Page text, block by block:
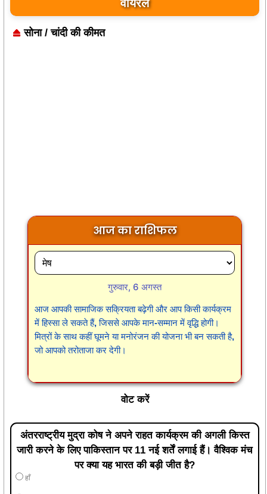
वायरल
बयान पर भारत के केंद्रीय मंत्रियों की कड़ी प्रतिक्रिया
सोना / चांदी की कीमत
आज का राशिफल
गुरुवार, 6 अगस्त
आज आपकी सामाजिक सक्रियता बढ़ेगी और आप किसी कार्यक्रम
में हिस्सा ले सकते हैं, जिससे आपके मान-सम्मान में वृद्धि होगी।
मित्रों के साथ कहीं घूमने या मनोरंजन की योजना भी बन सकती है,
जो आपको तरोताजा कर देगी।
वोट करें
अंतरराष्ट्रीय मुद्रा कोष ने अपने राहत कार्यक्रम की अगली किस्त
जारी करने के लिए पाकिस्तान पर 11 नई शर्तें लगाई हैं। वैश्विक मंच
पर क्या यह भारत की बड़ी जीत है?
हाँ